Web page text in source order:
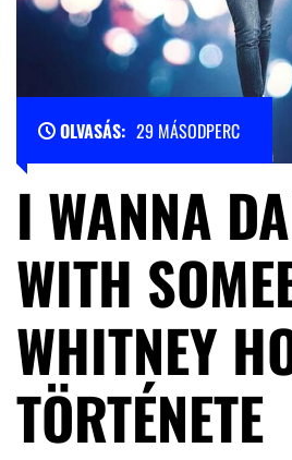
OLVASÁS: 29 MÁSODPERC
I WANNA
WITH
WHITNEY
TÖRTÉNETE